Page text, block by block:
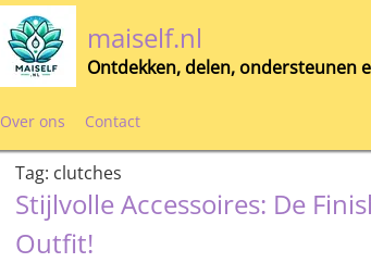
maiself.nl
Ontdekken, delen, ondersteunen
Over ons Contact
Tag: clutches
Stijlvolle Accessoires: De
Outfit!